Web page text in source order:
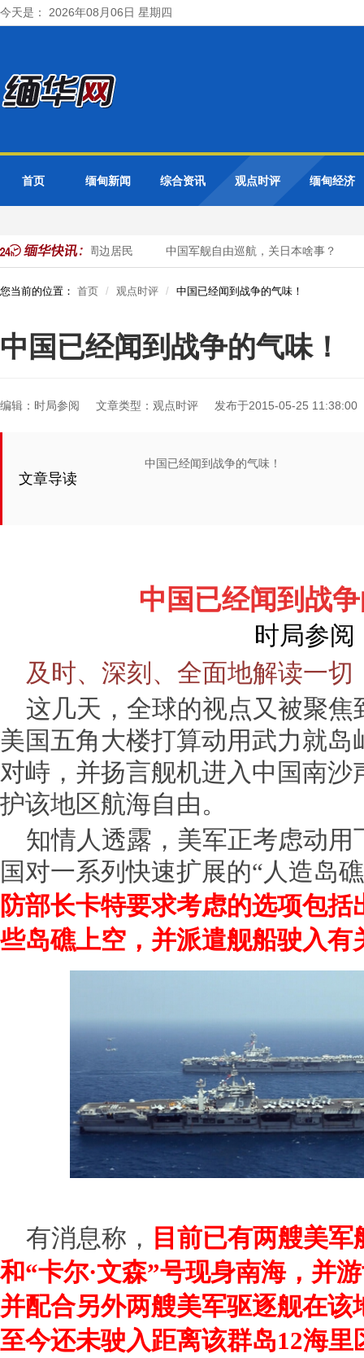
今天是： 2026年08月06日 星期四
首页 缅甸新闻 综合资讯 观点时评 缅甸经济
省紧急疏散周边居民 中国军舰自由巡航，关日本啥事？
您当前的位置： 首页 观点时评 中国已经闻到战争的气味！
中国已经闻到战争的气味！
编辑：时局参阅 文章类型：观点时评 发布于2015-05-25 11:38:00
文章导读
中国已经闻到战争的气味！
中国已经闻到战
时局参阅
及时、深刻、全面地解读一切
这几天，全球的视点又被聚
美国五角大楼打算动用武力就
对峙，并扬言舰机进入中国南沙
护该地区航海自由。
知情人透露，美军正考虑动
国对一系列快速扩展的“人造岛
防部长卡特要求考虑的选项包
些岛礁上空，并派遣舰船驶入有
有消息称， 目前已有两艘美军
和“卡尔·文森”号现身南海，并
并配合另外两艘美军驱逐舰在
至今还未驶入距离该群岛12海里